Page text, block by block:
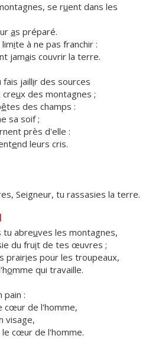
se ruent dans les
as préparé.
ite à ne pas franchir :
jamais couvrir la terre.
fais jaillir des sources
creux des montagnes ;
êtes des champs :
sa soif ;
rnent près d'elle :
end leurs cris.
Seigneur, tu rassasies la terre.
tu abreuves les montagnes,
du fruit de tes œuvres ;
prairies pour les troupeaux,
omme qui travaille.
pain :
cœur de l'homme,
visage,
le cœur de l'homme.